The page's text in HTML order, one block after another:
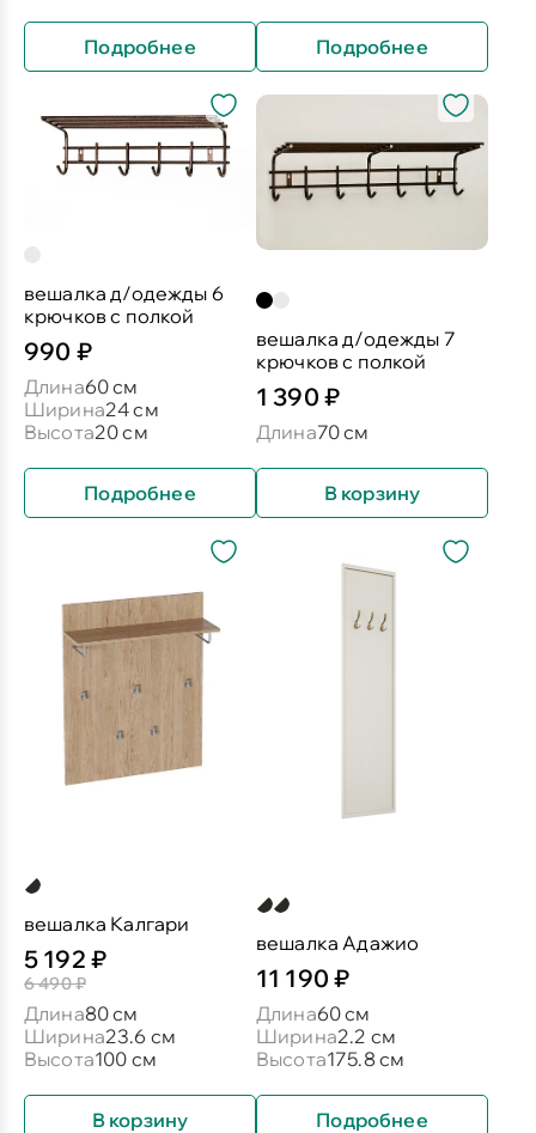
Подробнее Подробнее
вешалка д/одежды 6
крючков с полкой
990 ₽
Длина60 см
Ширина24 см
Высота20 см
Подробнее
вешалка д/одежды 7
крючков с полкой
1 390 ₽
Длина70 см
В корзину
вешалка Калгари
5 192 ₽
6 490 ₽
Длина80 см
Ширина23.6 см
Высота100 см
В корзину
вешалка Адажио
11 190 ₽
Длина60 см
Ширина2.2 см
Высота175.8 см
Подробнее